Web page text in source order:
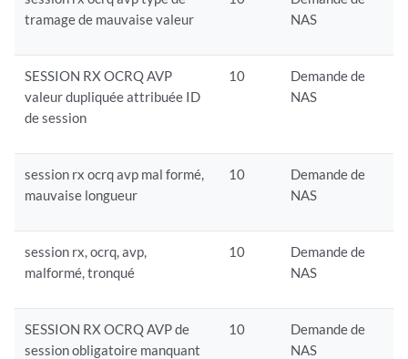
tramage de mauvaise valeur
NAS
SESSION RX OCRQ AVP
valeur dupliquée attribuée ID
de session
10
Demande de
NAS
session rx ocrq avp mal formé,
mauvaise longueur
10
Demande de
NAS
session rx, ocrq, avp,
malformé, tronqué
10
Demande de
NAS
SESSION RX OCRQ AVP de
session obligatoire manquant
10
Demande de
NAS